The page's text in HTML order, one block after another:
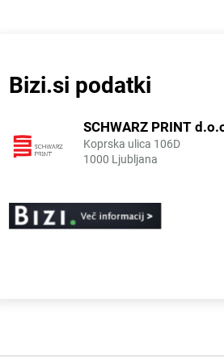
Bizi.si podatki
SCHWARZ PRINT
Koprska ulica 106D
1000 Ljubljana